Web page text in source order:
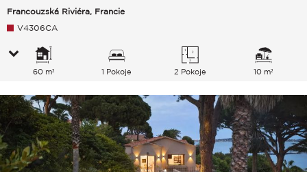
Francouzská Riviéra, Francie
V4306CA
60 m² 1 Pokoje 2 Pokoje 10 m²